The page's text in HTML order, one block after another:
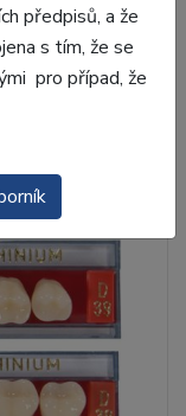
předpisů, a že
s tím, že se
pro případ, že